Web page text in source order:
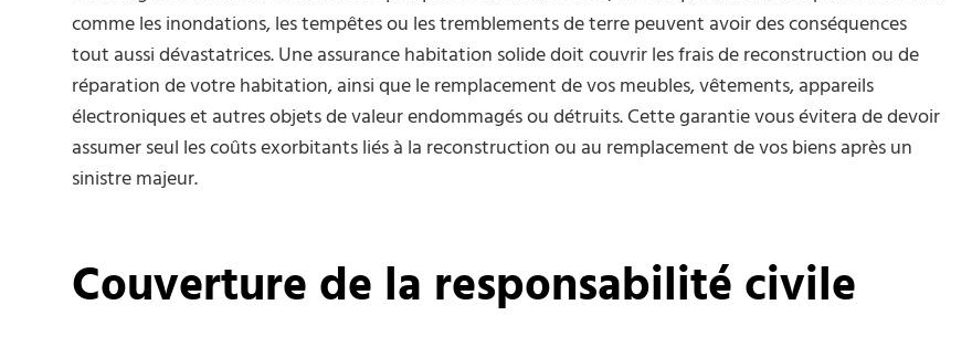
comme les inondations, les tempêtes ou les tremblements de terre peuvent avoir des conséquences
tout aussi dévastatrices. Une assurance habitation solide doit couvrir les frais de reconstruction ou de
réparation de votre habitation, ainsi que le remplacement de vos meubles, vêtements, appareils
électroniques et autres objets de valeur endommagés ou détruits. Cette garantie vous évitera de devoir
assumer seul les coûts exorbitants liés à la reconstruction ou au remplacement de vos biens après un
sinistre majeur.
Couverture de la responsabilité civile